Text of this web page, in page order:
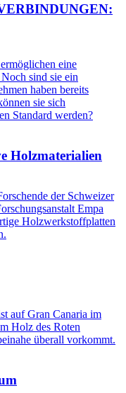
eine
sind sie ein
haben bereits
sie sich
Standard werden?
Holzmaterialien
der Schweizer
Empa
Holzwerkstoffplatten
auf Gran Canaria im
Holz des Roten
überall vorkommt.